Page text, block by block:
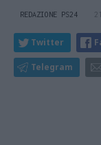
REDAZIONE PS24
Twitter
Telegram